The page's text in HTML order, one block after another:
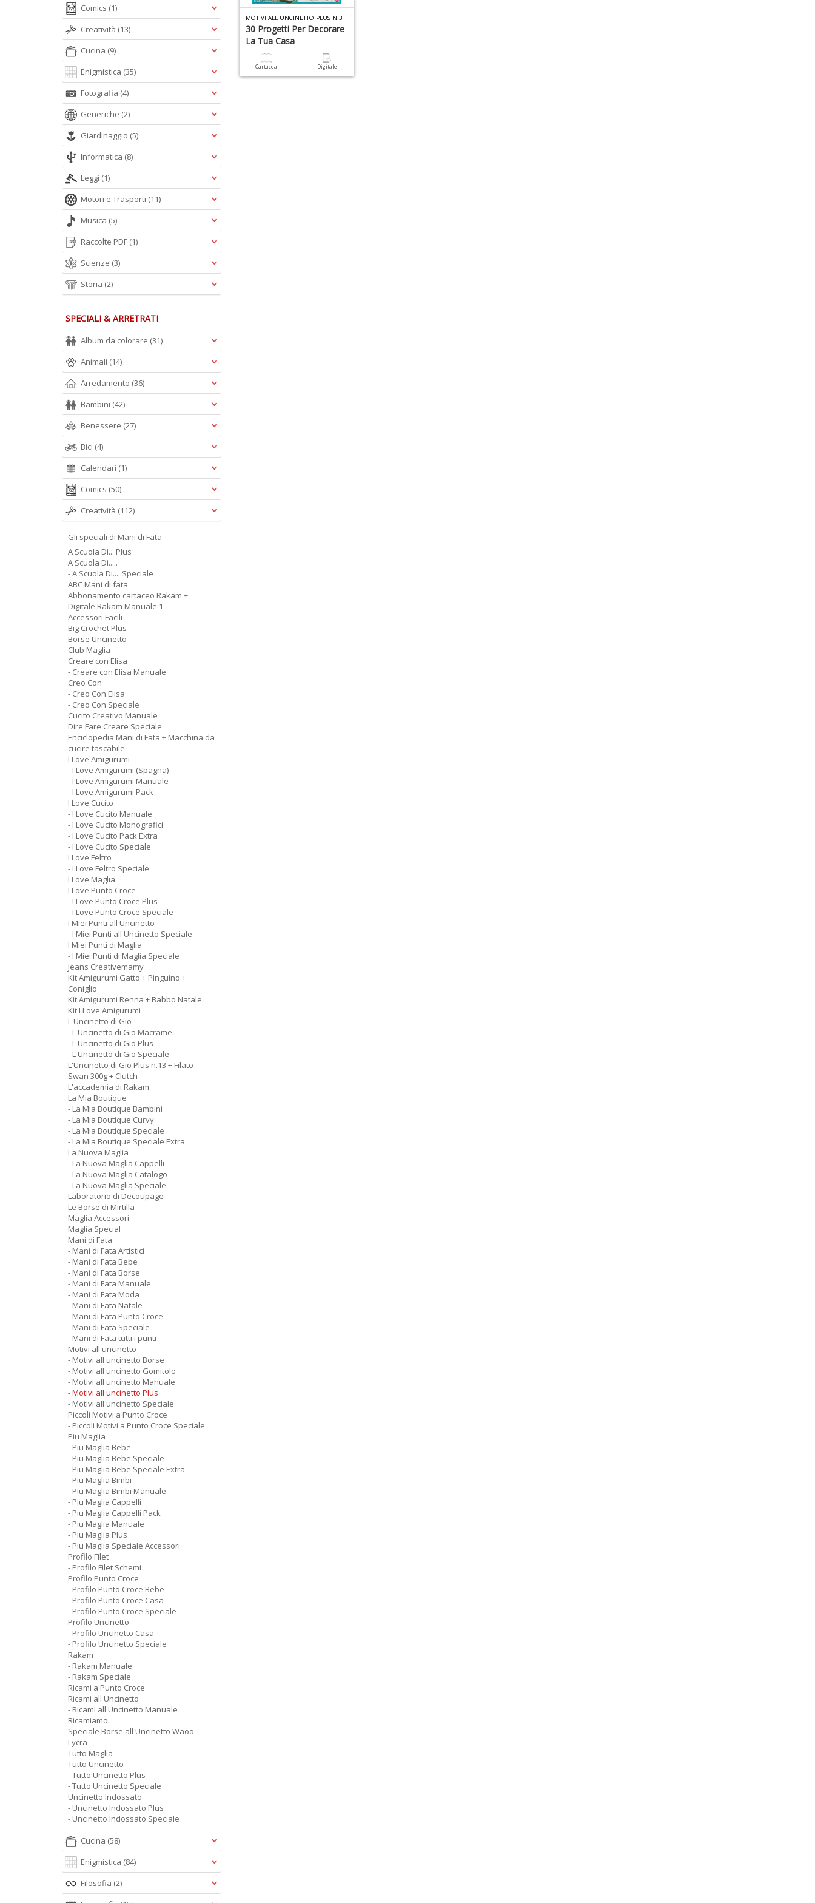
MOTIVI ALL UNCINETTO PLUS N.3
30 Progetti Per Decorare
La Tua Casa
Cartacea Digitale
Comics (1)
Creatività (13)
Cucina (9)
Enigmistica (35)
Fotografia (4)
Generiche (2)
Giardinaggio (5)
Informatica (8)
Leggi (1)
Motori e Trasporti (11)
Musica (5)
Raccolte PDF (1)
Scienze (3)
Storia (2)
SPECIALI & ARRETRATI
Album da colorare (31)
Animali (14)
Arredamento (36)
Bambini (42)
Benessere (27)
Bici (4)
Calendari (1)
Comics (50)
Creatività (112)
Gli speciali di Mani di Fata
A Scuola Di... Plus
A Scuola Di.....
- A Scuola Di.....Speciale
ABC Mani di fata
Abbonamento cartaceo Rakam +
Digitale Rakam Manuale 1
Accessori Facili
Big Crochet Plus
Borse Uncinetto
Club Maglia
Creare con Elisa
- Creare con Elisa Manuale
Creo Con
- Creo Con Elisa
- Creo Con Speciale
Cucito Creativo Manuale
Dire Fare Creare Speciale
Enciclopedia Mani di Fata + Macchina da
cucire tascabile
I Love Amigurumi
- I Love Amigurumi (Spagna)
- I Love Amigurumi Manuale
- I Love Amigurumi Pack
I Love Cucito
- I Love Cucito Manuale
- I Love Cucito Monografici
- I Love Cucito Pack Extra
- I Love Cucito Speciale
I Love Feltro
- I Love Feltro Speciale
I Love Maglia
I Love Punto Croce
- I Love Punto Croce Plus
- I Love Punto Croce Speciale
I Miei Punti all Uncinetto
- I Miei Punti all Uncinetto Speciale
I Miei Punti di Maglia
- I Miei Punti di Maglia Speciale
Jeans Creativemamy
Kit Amigurumi Gatto + Pinguino +
Coniglio
Kit Amigurumi Renna + Babbo Natale
Kit I Love Amigurumi
L Uncinetto di Gio
- L Uncinetto di Gio Macrame
- L Uncinetto di Gio Plus
- L Uncinetto di Gio Speciale
L'Uncinetto di Gio Plus n.13 + Filato
Swan 300g + Clutch
L'accademia di Rakam
La Mia Boutique
- La Mia Boutique Bambini
- La Mia Boutique Curvy
- La Mia Boutique Speciale
- La Mia Boutique Speciale Extra
La Nuova Maglia
- La Nuova Maglia Cappelli
- La Nuova Maglia Catalogo
- La Nuova Maglia Speciale
Laboratorio di Decoupage
Le Borse di Mirtilla
Maglia Accessori
Maglia Special
Mani di Fata
- Mani di Fata Artistici
- Mani di Fata Bebe
- Mani di Fata Borse
- Mani di Fata Manuale
- Mani di Fata Moda
- Mani di Fata Natale
- Mani di Fata Punto Croce
- Mani di Fata Speciale
- Mani di Fata tutti i punti
Motivi all uncinetto
- Motivi all uncinetto Borse
- Motivi all uncinetto Gomitolo
- Motivi all uncinetto Manuale
- Motivi all uncinetto Plus
- Motivi all uncinetto Speciale
Piccoli Motivi a Punto Croce
- Piccoli Motivi a Punto Croce Speciale
Piu Maglia
- Piu Maglia Bebe
- Piu Maglia Bebe Speciale
- Piu Maglia Bebe Speciale Extra
- Piu Maglia Bimbi
- Piu Maglia Bimbi Manuale
- Piu Maglia Cappelli
- Piu Maglia Cappelli Pack
- Piu Maglia Manuale
- Piu Maglia Plus
- Piu Maglia Speciale Accessori
Profilo Filet
- Profilo Filet Schemi
Profilo Punto Croce
- Profilo Punto Croce Bebe
- Profilo Punto Croce Casa
- Profilo Punto Croce Speciale
Profilo Uncinetto
- Profilo Uncinetto Casa
- Profilo Uncinetto Speciale
Rakam
- Rakam Manuale
- Rakam Speciale
Ricami a Punto Croce
Ricami all Uncinetto
- Ricami all Uncinetto Manuale
Ricamiamo
Speciale Borse all Uncinetto Waoo
Lycra
Tutto Maglia
Tutto Uncinetto
- Tutto Uncinetto Plus
- Tutto Uncinetto Speciale
Uncinetto Indossato
- Uncinetto Indossato Plus
- Uncinetto Indossato Speciale
Cucina (58)
Enigmistica (84)
Filosofia (2)